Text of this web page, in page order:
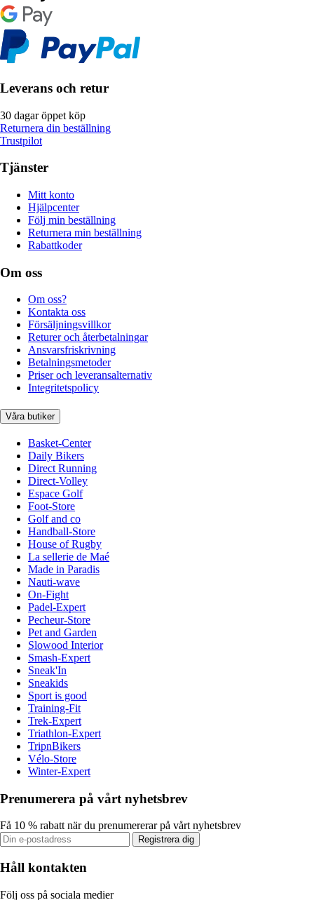
Leverans och retur
30 dagar öppet köp
Returnera din beställning
Trustpilot
Tjänster
Mitt konto
Hjälpcenter
Följ min beställning
Returnera min beställning
Rabattkoder
Om oss
Om oss?
Kontakta oss
Försäljningsvillkor
Returer och återbetalningar
Ansvarsfriskrivning
Betalningsmetoder
Priser och leveransalternativ
Integritetspolicy
Våra butiker
Basket-Center
Daily Bikers
Direct Running
Direct-Volley
Espace Golf
Foot-Store
Golf and co
Handball-Store
House of Rugby
La sellerie de Maé
Made in Paradis
Nauti-wave
On-Fight
Padel-Expert
Pecheur-Store
Pet and Garden
Slowood Interior
Smash-Expert
Sneak'In
Sneakids
Sport is good
Training-Fit
Trek-Expert
Triathlon-Expert
TripnBikers
Vélo-Store
Winter-Expert
Prenumerera på vårt nyhetsbrev
Få 10 % rabatt när du prenumererar på vårt nyhetsbrev
Registrera dig
Håll kontakten
Följ oss på sociala medier